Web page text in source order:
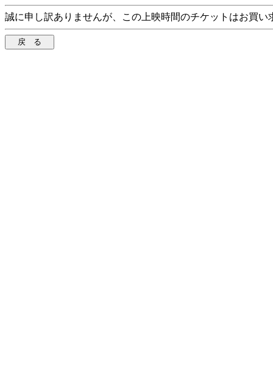
誠に申し訳ありませんが、この上映時間のチケットはお買い